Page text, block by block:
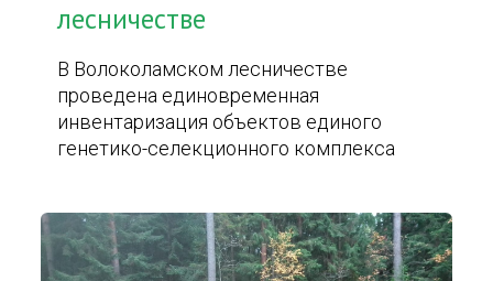
лесничестве
В Волоколамском лесничестве
проведена единовременная
инвентаризация объектов единого
генетико-селекционного комплекса